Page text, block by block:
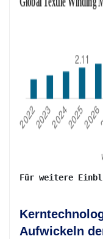
Für weitere
Aufwickeln